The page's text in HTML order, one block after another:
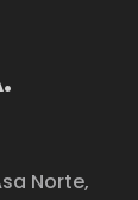
Norte,